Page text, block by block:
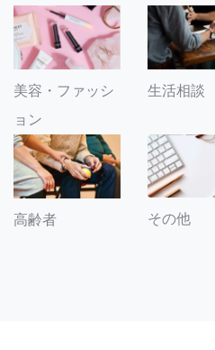
美容・ファッシ
ョン
生活相談
高齢者 その他